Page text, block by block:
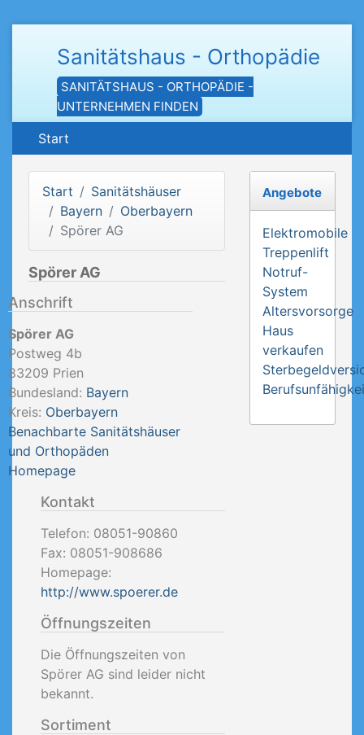
Sanitätshaus - Orthopädie
SANITÄTSHAUS - ORTHOPÄDIE -
UNTERNEHMEN FINDEN
Start
Start
Sanitätshäuser
Bayern
Oberbayern
Spörer AG
Spörer AG
Anschrift
Spörer AG
Postweg 4b
83209 Prien
Bundesland: Bayern
Kreis: Oberbayern
Benachbarte Sanitätshäuser
und Orthopäden
Homepage
Kontakt
Telefon: 08051-90860
Fax: 08051-908686
Homepage:
http://www.spoerer.de
Öffnungszeiten
Die Öffnungszeiten von
Spörer AG sind leider nicht
bekannt.
Sortiment
Angebote
Elektromobile
Treppenlift
Notruf-
System
Altersvorsorge
Haus
verkaufen